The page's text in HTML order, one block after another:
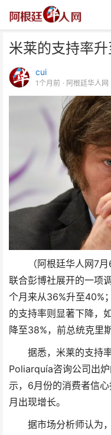
米莱的支持率
cui
1个月前 · 阿根廷华人网
（阿根廷华人网7
联合彭博社展开的一项
个月来从36%升至40%
的支持率则显著下降，
降至38%，前总统克里
据悉，米莱的支持
Poliarquía咨询公司出
示，6月份的消费者信
月出现增长。
据市场分析师认为
米莱的支持率升至